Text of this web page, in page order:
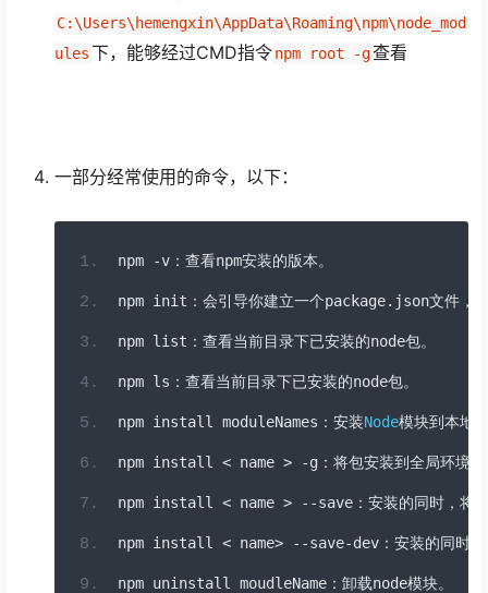
C:\Users\hemengxin\AppData\Roaming\npm\node_mod
ules下，能够经过CMD指令npm root -g查看
一部分经常使用的命令，以下：
npm -v：查看npm安装的版本。
npm init ：会引导你建立一个package. json文件，
npm list ：查看当前目录下已安装的node包。
npm ls ：查看当前目录下已安装的node包。
npm install moduleNames ：安装Node模块到本地
npm install < name > -g ：将包安装到全局环境
npm install < name > --save：安装的同时，将
npm install < name> --save-dev：安装的同时
npm uninstall moudleName：卸载node模块。